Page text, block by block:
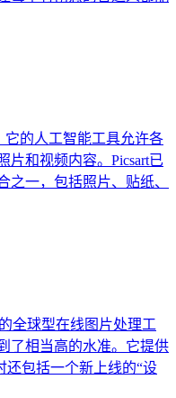
它的人工智能工具允许各
片和视频内容。Picsart已
之一，包括照片、贴纸、
全球型在线图片处理工
了相当高的水准。它提供
还包括一个新上线的“设